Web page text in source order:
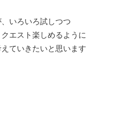
いろいろ試しつつ
エスト楽しめるように
ていきたいと思います